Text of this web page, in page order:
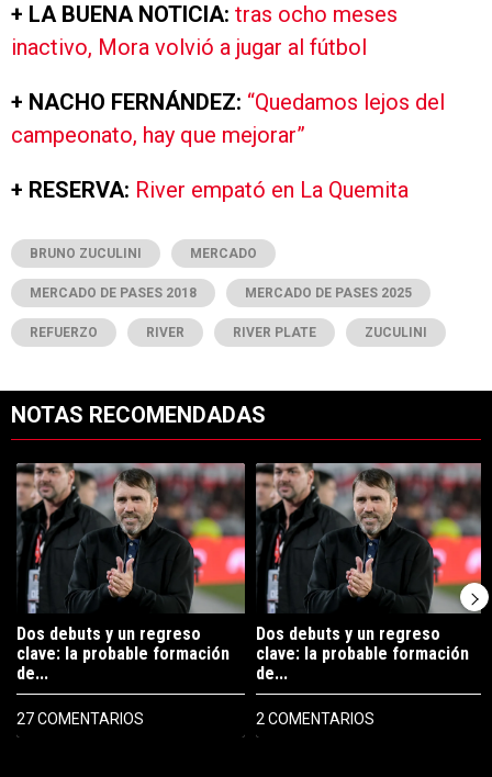
+ LA BUENA NOTICIA: tras ocho meses
inactivo, Mora volvió a jugar al fútbol
+ NACHO FERNÁNDEZ: “Quedamos lejos del
campeonato, hay que mejorar”
+ RESERVA: River empató en La Quemita
BRUNO ZUCULINI MERCADO
MERCADO DE PASES 2018 MERCADO DE PASES 2025
REFUERZO RIVER RIVER PLATE ZUCULINI
NOTAS RECOMENDADAS
Un artículo de tendencia con el título "Dos debuts y un regreso
Dos debuts y un regreso
clave: la probable formación
de...
27 COMENTARIOS
Un artículo de tendencia con el
Dos debuts y un regreso
clave: la probable formación
de...
2 COMENTARIOS